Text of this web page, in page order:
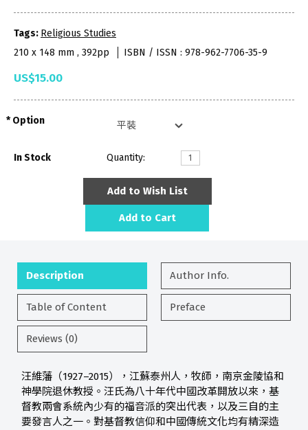
Tags: Religious Studies
210 x 148 mm , 392pp
ISBN / ISSN : 978-962-7706-35-9
US$15.00
Option
In Stock Quantity:
Add to Wish List
Add to Cart
Description Author Info.
Table of Content Preface
Reviews (0)
汪維藩（1927–2015），江蘇泰州人，牧師，南京金陵協和
神學院退休教授。汪氏為八十年代中國改革開放以來，基
督教兩會系統內少有的福音派的突出代表，以及三自的主
要發言人之一。對基督教信仰和中國傳統文化均有精深造